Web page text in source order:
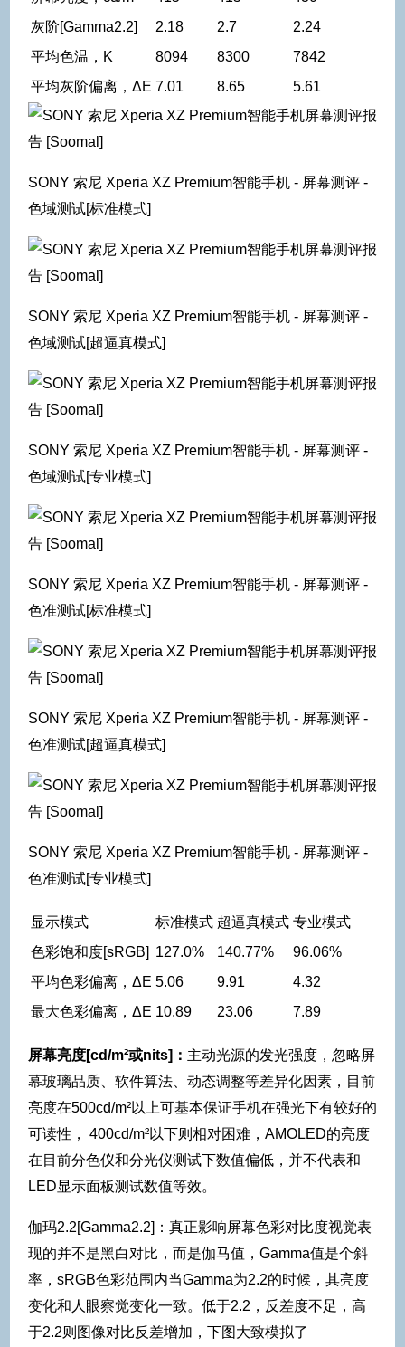
灰阶[Gamma2.2]
2.18 2.7
2.24
平均色温，K
8094 8300
7842
平均灰阶偏离，ΔE 7.01 8.65 5.61
SONY 索尼 Xperia XZ Premium智能手机 - 屏幕测评 -
色域测试[标准模式]
SONY 索尼 Xperia XZ Premium智能手机 - 屏幕测评 -
色域测试[超逼真模式]
SONY 索尼 Xperia XZ Premium智能手机 - 屏幕测评 -
色域测试[专业模式]
SONY 索尼 Xperia XZ Premium智能手机 - 屏幕测评 -
色准测试[标准模式]
SONY 索尼 Xperia XZ Premium智能手机 - 屏幕测评 -
色准测试[超逼真模式]
SONY 索尼 Xperia XZ Premium智能手机 - 屏幕测评 -
色准测试[专业模式]
显示模式 标准模式 超逼真模式 专业模式
色彩饱和度[sRGB] 127.0% 140.77%
96.06%
平均色彩偏离，ΔE 5.06 9.91
4.32
最大色彩偏离，ΔE 10.89 23.06 7.89
屏幕亮度[cd/m²或nits]： 主动光源的发光强度，忽略屏
幕玻璃品质、软件算法、动态调整等差异化因素，目前
亮度在500cd/m²以上可基本保证手机在强光下有较好的
可读性， 400cd/m²以下则相对困难，AMOLED的亮度
在目前分色仪和分光仪测试下数值偏低，并不代表和
LED显示面板测试数值等效。
伽玛2.2[Gamma2.2]：真正影响屏幕色彩对比度视觉表
现的并不是黑白对比，而是伽马值，Gamma值是个斜
率，sRGB色彩范围内当Gamma为2.2的时候，其亮度
变化和人眼察觉变化一致。低于2.2，反差度不足，高
于2.2则图像对比反差增加，下图大致模拟了